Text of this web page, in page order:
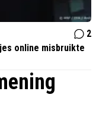
2
online misbruikte